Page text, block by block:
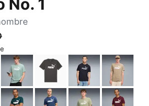
No. 1
MoonLight Moss Dusky GrayPUMA BlackIce